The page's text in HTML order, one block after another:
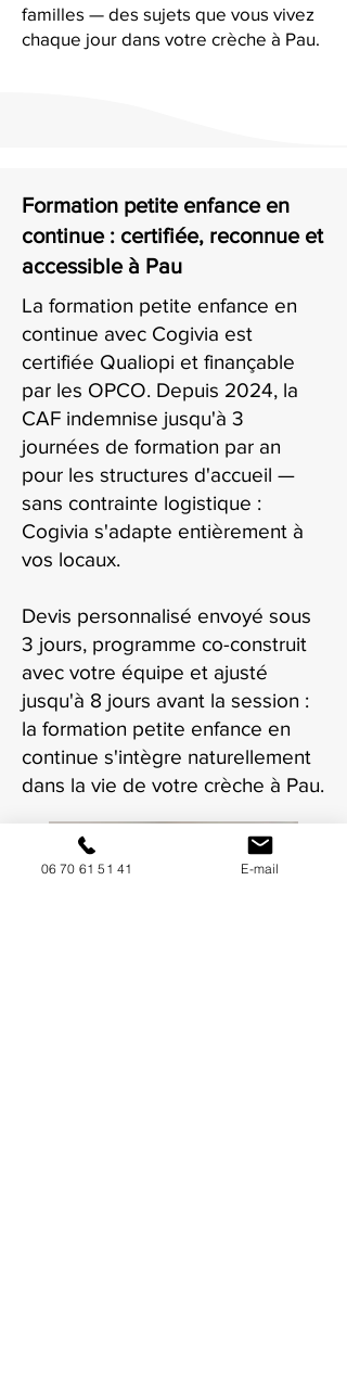
familles — des sujets que vous vivez
chaque jour dans votre crèche à Pau.
Formation petite enfance en
continue : certifiée, reconnue et
accessible à Pau
La formation petite enfance en
continue avec Cogivia est
certifiée Qualiopi et finançable
par les OPCO. Depuis 2024, la
CAF indemnise jusqu'à 3
journées de formation par an
pour les structures d'accueil —
sans contrainte logistique :
Cogivia s'adapte entièrement à
vos locaux.
Devis personnalisé envoyé sous
3 jours, programme co-construit
avec votre équipe et ajusté
jusqu'à 8 jours avant la session :
la formation petite enfance en
continue s'intègre naturellement
dans la vie de votre crèche à Pau.
06 70 61 51 41 E-mail